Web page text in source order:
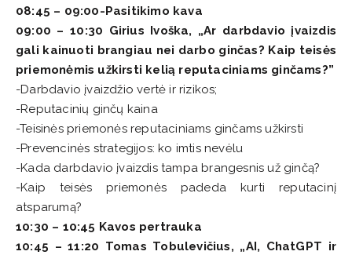
08:45 – 09:00-Pasitikimo kava
09:00 – 10:30 Girius Ivoška, „Ar darbdavio įvaizdis
gali kainuoti brangiau nei darbo ginčas? Kaip teisės
priemonėmis užkirsti kelią reputaciniams ginčams?”
-Darbdavio įvaizdžio vertė ir rizikos;
-Reputacinių ginčų kaina
-Teisinės priemonės reputaciniams ginčams užkirsti
-Prevencinės strategijos: ko imtis nevėlu
-Kada darbdavio įvaizdis tampa brangesnis už ginčą?
-Kaip teisės priemonės padeda kurti reputacinį
atsparumą?
10:30 – 10:45 Kavos pertrauka
10:45 – 11:20 Tomas Tobulevičius, „AI, ChatGPT ir